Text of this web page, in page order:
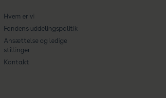
Hvem er vi
Fondens uddelingspolitik
Ansættelse og ledige
stillinger
Kontakt